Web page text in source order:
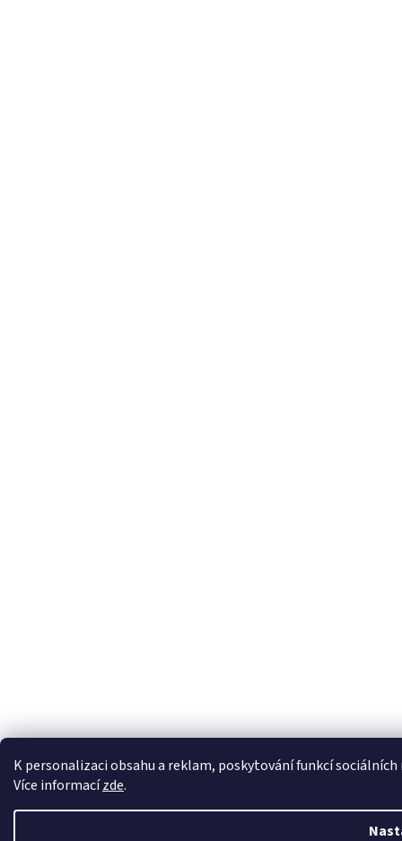
K personalizaci obsahu a reklam, poskytování funkcí
Více informacízde.